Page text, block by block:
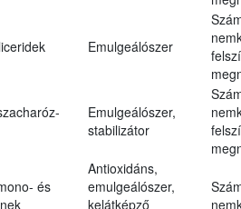
Emulgeálószer
Emulgeálószer,
stabilizátor
és
Antioxidáns,
emulgeálószer,
kelátképző